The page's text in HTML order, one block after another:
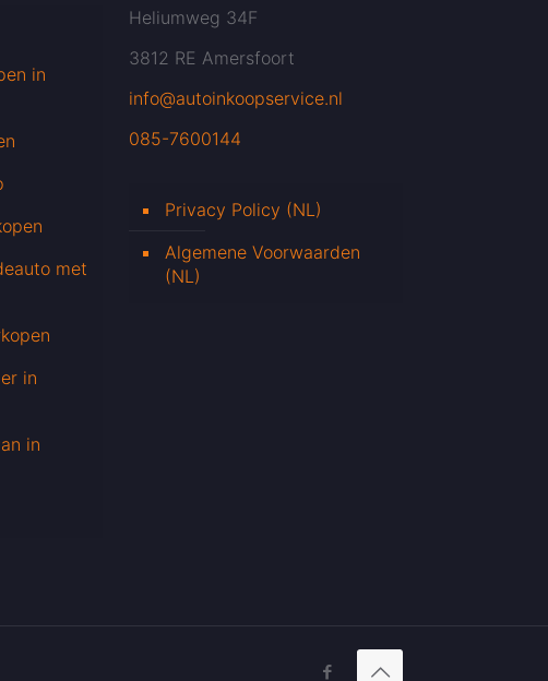
in
met
in
in
Heliumweg 34F
3812 RE Amersfoort
info@autoinkoopservice.nl
085-7600144
Privacy Policy (NL)
Algemene Voorwaarden
(NL)